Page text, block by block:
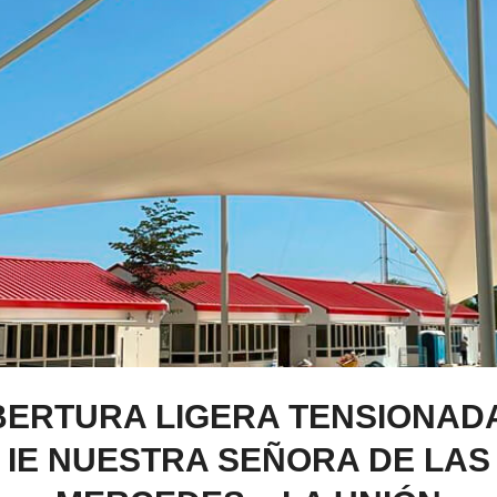
LIGERA
IE NUESTRA SEÑORA DE LAS